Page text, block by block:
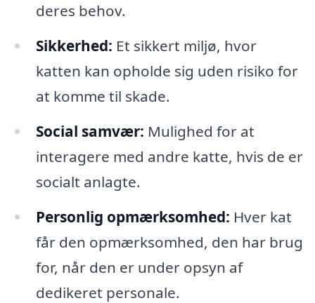
deres behov.
Sikkerhed: Et sikkert miljø, hvor
katten kan opholde sig uden risiko for
at komme til skade.
Social samvær: Mulighed for at
interagere med andre katte, hvis de er
socialt anlagte.
Personlig opmærksomhed: Hver kat
får den opmærksomhed, den har brug
for, når den er under opsyn af
dedikeret personale.